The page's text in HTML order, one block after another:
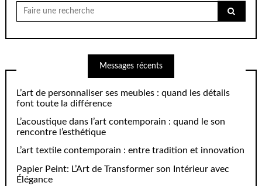
Chercher
pour:
Messages récents
L’art de personnaliser ses meubles : quand les détails
font toute la différence
L’acoustique dans l’art contemporain : quand le son
rencontre l’esthétique
L’art textile contemporain : entre tradition et innovation
Papier Peint: L’Art de Transformer son Intérieur avec
Élégance